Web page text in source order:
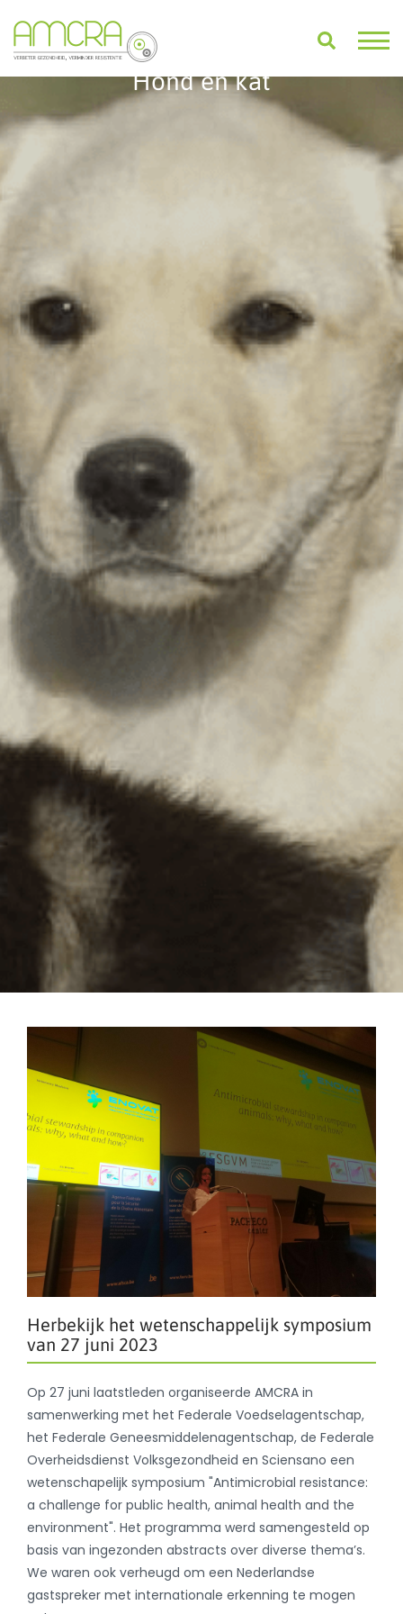
Hond en kat
Herbekijk het wetenschappelijk symposium
van 27 juni 2023
Op 27 juni laatstleden organiseerde AMCRA in
samenwerking met het Federale Voedselagentschap,
het Federale Geneesmiddelenagentschap, de Federale
Overheidsdienst Volksgezondheid en Sciensano een
wetenschapelijk symposium "Antimicrobial resistance:
a challenge for public health, animal health and the
environment". Het programma werd samengesteld op
basis van ingezonden abstracts over diverse thema’s.
We waren ook verheugd om een Nederlandse
gastspreker met internationale erkenning te mogen